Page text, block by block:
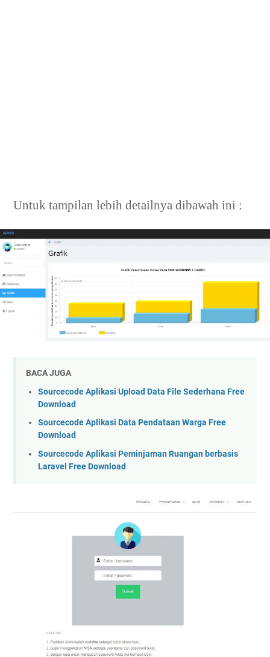
Untuk tampilan lebih detailnya dibawah ini :
BACA JUGA
Sourcecode Aplikasi Upload Data File Sederhana Free
Download
Sourcecode Aplikasi Data Pendataan Warga Free
Download
Sourcecode Aplikasi Peminjaman Ruangan berbasis
Laravel Free Download